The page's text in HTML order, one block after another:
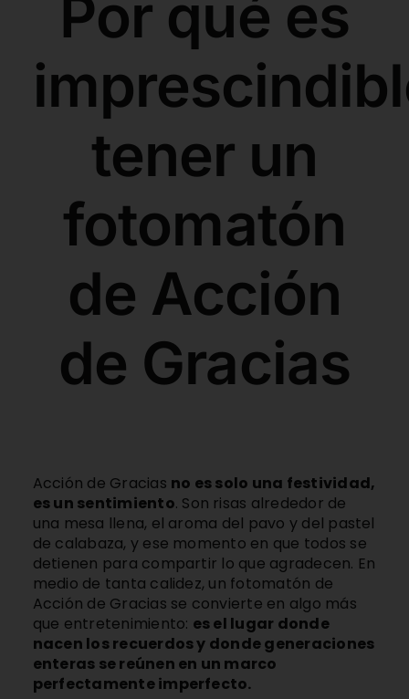
Por qué es
tener un
fotomatón
de Acción
de Gracias
Acción de Gracias no es solo una festividad,
es un sentimiento. Son risas alrededor de
una mesa llena, el aroma del pavo y del pastel
de calabaza, y ese momento en que todos se
detienen para compartir lo que agradecen. En
medio de tanta calidez, un fotomatón de
Acción de Gracias se convierte en algo más
que entretenimiento: es el lugar donde
nacen los recuerdos y donde generaciones
enteras se reúnen en un marco
perfectamente imperfecto.